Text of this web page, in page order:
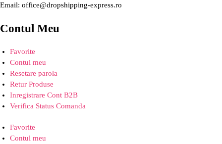
Email: office@dropshipping-express.ro
Contul Meu
Favorite
Contul meu
Resetare parola
Retur Produse
Inregistrare Cont B2B
Verifica Status Comanda
Favorite
Contul meu